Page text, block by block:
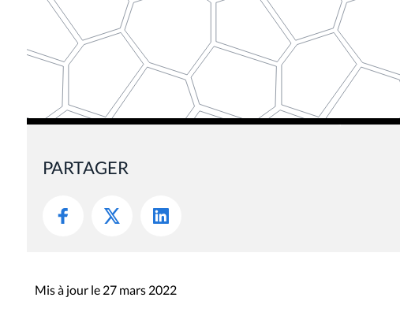
PARTAGER
Mis à jour le 27 mars 2022